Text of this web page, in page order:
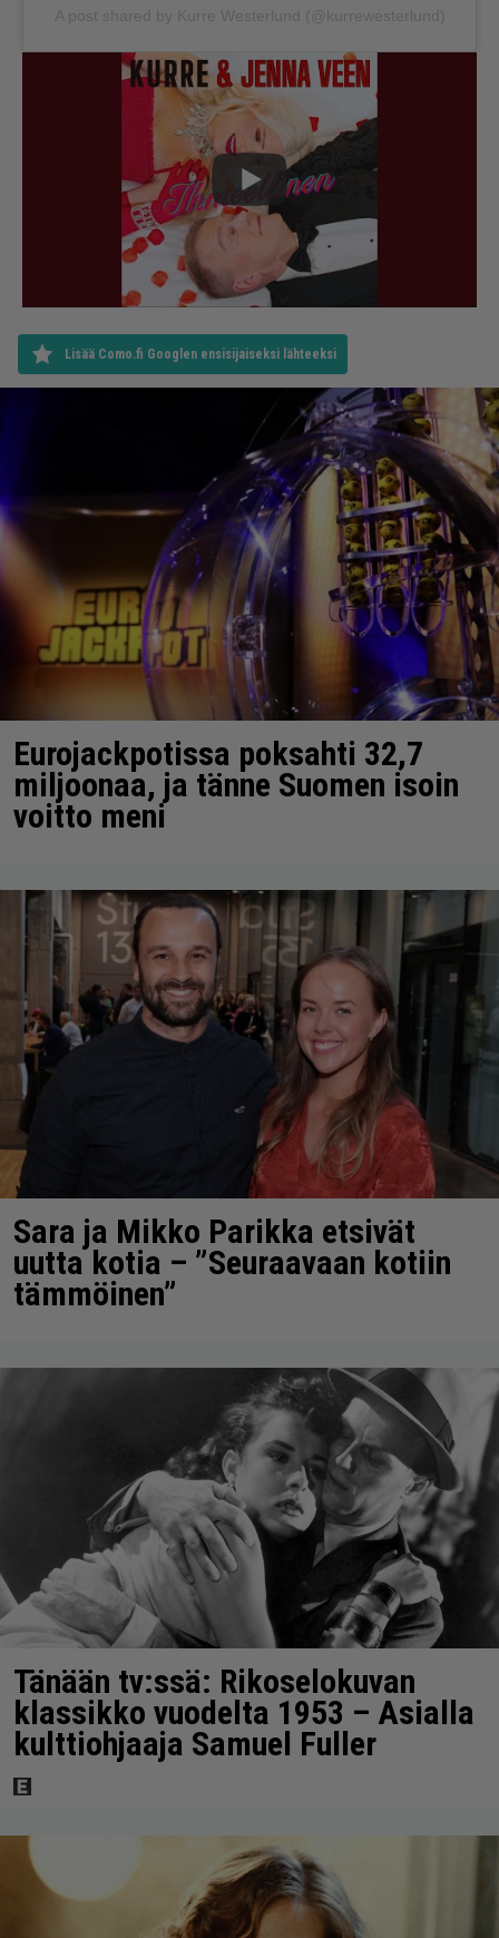
A post shared by Kurre Westerlund (@kurrewesterlund)
Lisää Como.fi Googlen ensisijaiseksi lähteeksi
Eurojackpotissa poksahti 32,7
miljoonaa, ja tänne Suomen isoin
voitto meni
Sara ja Mikko Parikka etsivät
uutta kotia – ”Seuraavaan kotiin
tämmöinen”
Tänään tv:ssä: Rikoselokuvan
klassikko vuodelta 1953 – Asialla
kulttiohjaaja Samuel Fuller